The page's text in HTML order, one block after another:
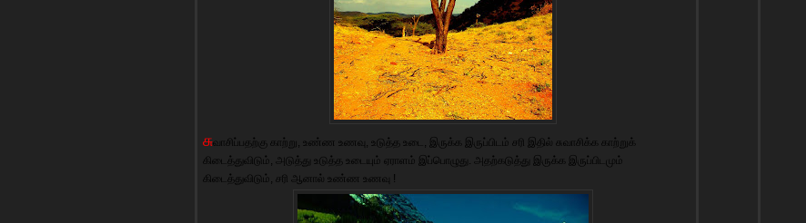
சுவாசிப்பதற்கு காற்று, உண்ண உணவு, உடுத்த உடை, இருக்க இருப்பிடம் சரி இதில் சுவாசிக்க காற்றுக்
கிடைத்துவிடும், அடுத்து உடுத்த உடையும் ஏராளம் இப்பொழுது. அதற்கடுத்து இருக்க இருப்பிடமும்
கிடைத்துவிடும், சரி ஆனால் உண்ண உணவு !